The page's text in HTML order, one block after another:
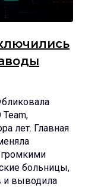
лет. Главная
больницы,
и выводила